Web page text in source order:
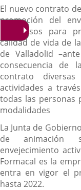
Descripción
El nuevo contrato
promoción del
novedosos para
calidad de vida de
de Valladolid
consecuencia de
contrato
actividades a
todas las personas
modalidades
La Junta de
de animación
envejecimiento
Formacal es la
entra en vigor el
hasta 2022.